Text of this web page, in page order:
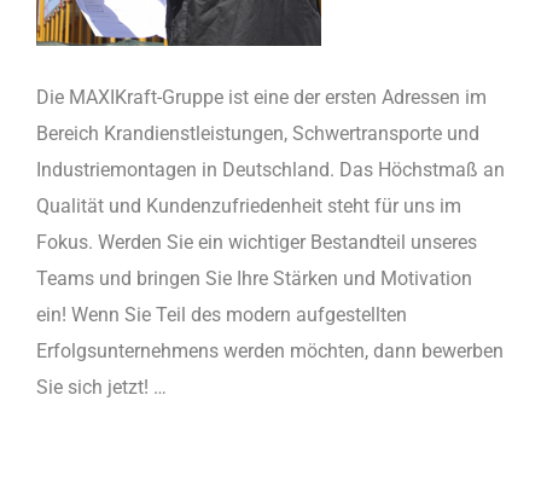
Die MAXIKraft-Gruppe ist eine der ersten Adressen im
Bereich Krandienstleistungen, Schwertransporte und
Industriemontagen in Deutschland. Das Höchstmaß an
Qualität und Kundenzufriedenheit steht für uns im
Fokus. Werden Sie ein wichtiger Bestandteil unseres
Teams und bringen Sie Ihre Stärken und Motivation
ein! Wenn Sie Teil des modern aufgestellten
Erfolgsunternehmens werden möchten, dann bewerben
Sie sich jetzt! …